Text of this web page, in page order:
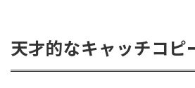
天才的なキャッチコピ